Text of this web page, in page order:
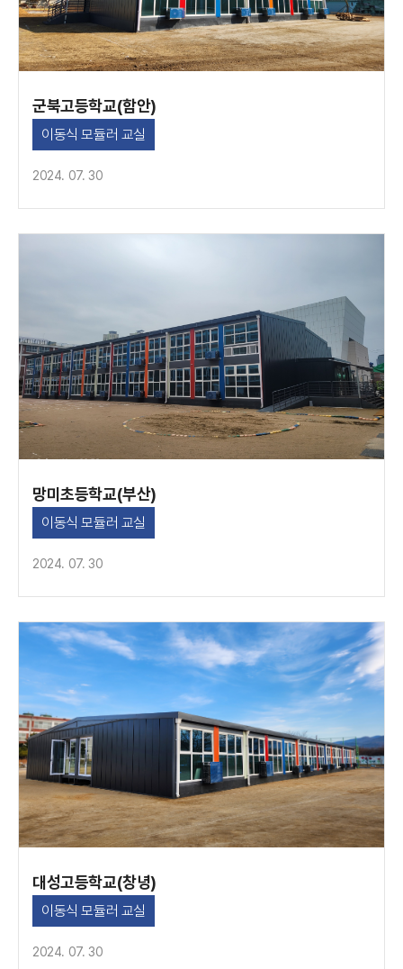
군북고등학교(함안)
이동식 모듈러 교실
2024. 07. 30
망미초등학교(부산)
이동식 모듈러 교실
2024. 07. 30
대성고등학교(창녕)
이동식 모듈러 교실
2024. 07. 30